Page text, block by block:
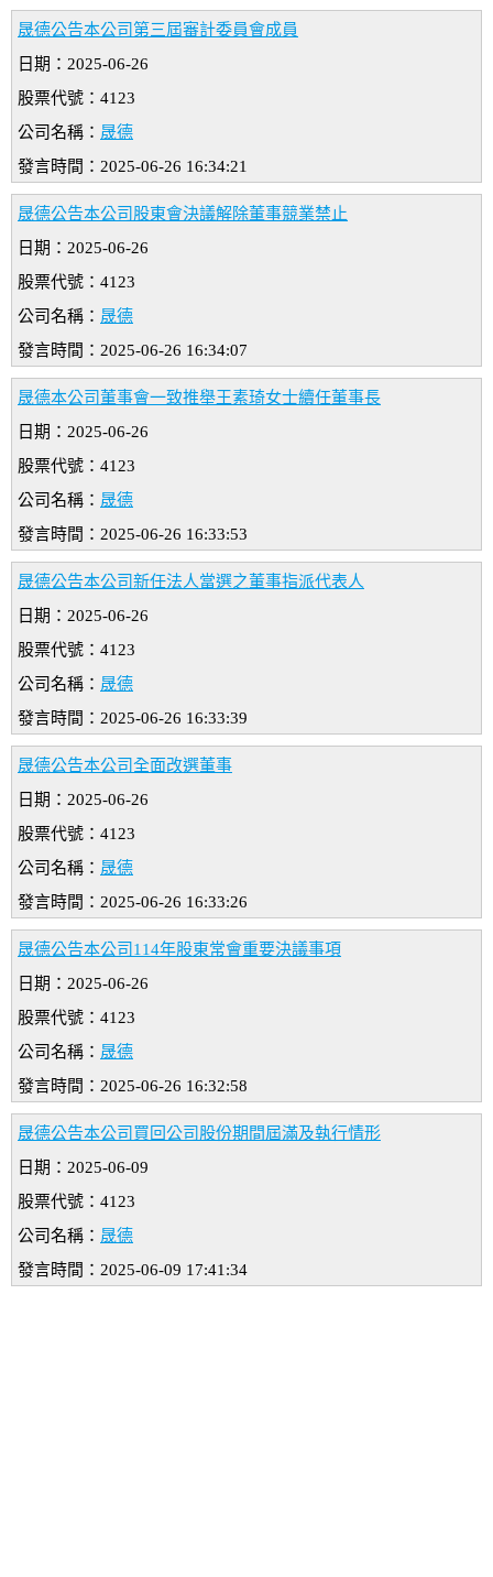
晟德公告本公司第三屆審計委員會成員
日期：2025-06-26
股票代號：4123
公司名稱： 晟德
發言時間：2025-06-26 16:34:21
晟德公告本公司股東會決議解除董事競業禁止
日期：2025-06-26
股票代號：4123
公司名稱： 晟德
發言時間：2025-06-26 16:34:07
晟德本公司董事會一致推舉王素琦女士續任董事長
日期：2025-06-26
股票代號：4123
公司名稱： 晟德
發言時間：2025-06-26 16:33:53
晟德公告本公司新任法人當選之董事指派代表人
日期：2025-06-26
股票代號：4123
公司名稱： 晟德
發言時間：2025-06-26 16:33:39
晟德公告本公司全面改選董事
日期：2025-06-26
股票代號：4123
公司名稱： 晟德
發言時間：2025-06-26 16:33:26
晟德公告本公司114年股東常會重要決議事項
日期：2025-06-26
股票代號：4123
公司名稱： 晟德
發言時間：2025-06-26 16:32:58
晟德公告本公司買回公司股份期間屆滿及執行情形
日期：2025-06-09
股票代號：4123
公司名稱： 晟德
發言時間：2025-06-09 17:41:34